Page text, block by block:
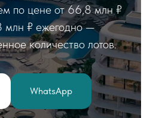
по цене от 66,8 млн ₽
млн ₽ ежегодно —
количество лотов.
WhatsApp